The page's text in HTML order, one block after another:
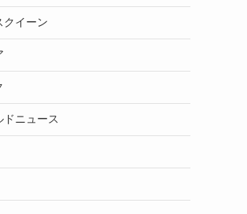
クイーン
ドニュース